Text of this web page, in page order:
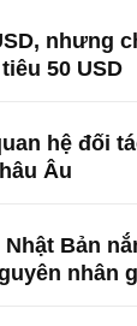
nhưng
50 USD
hệ đối
Âu
Bản
nhân